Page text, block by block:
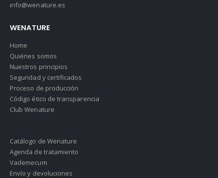
info@wenature.es
WENATURE
Home
Quiénes somos
Nuestros principios
Seguridad y certificados
Proceso de producción
Código ético de transparencia
Club Wenature
Catálogo de Wenature
Agenda de tratamiento
Vademecum
Envío y devoluciones